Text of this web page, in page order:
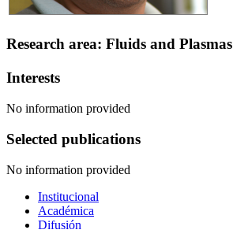
Research area: Fluids and Plasmas
Interests
No information provided
Selected publications
No information provided
Institucional
Académica
Difusión